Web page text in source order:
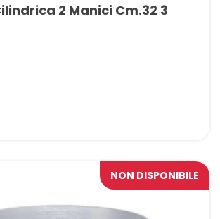
Pentola Cilindrica 2 Manici Cm.32 3
NON DISPONIBILE